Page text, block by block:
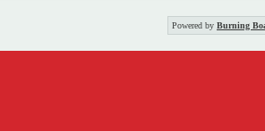
Powered by Burning